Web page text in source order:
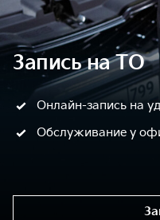
Запись на ТО
Онлайн-запись на
Обслуживание у